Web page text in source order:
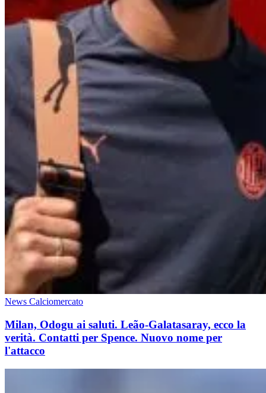
News Calciomercato
Milan, Odogu ai saluti. Leão-Galatasaray, ecco la
verità. Contatti per Spence. Nuovo nome per
l'attacco